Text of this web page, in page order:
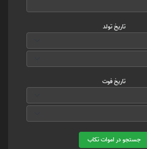
تاریخ تولد
تاریخ فوت
جستجو در اموات تکاب